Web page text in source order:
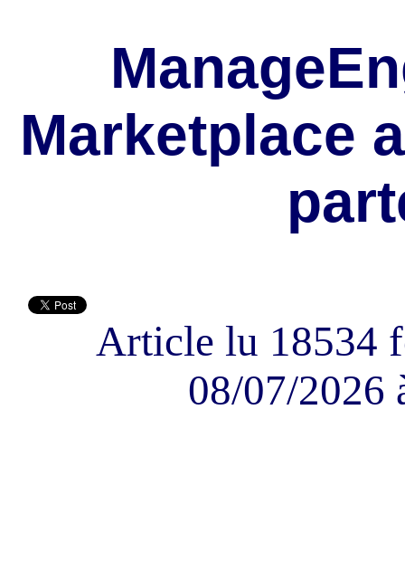
Marketplace
Article lu 18534
08/07/2026